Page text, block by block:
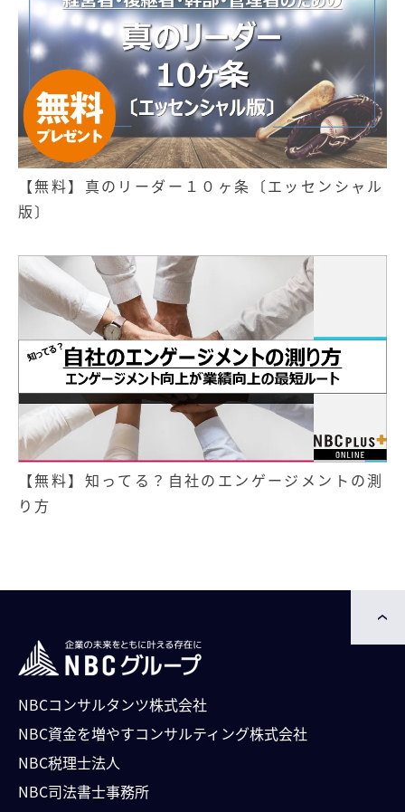
【無料】真のリーダー１０ヶ条〔エッセンシャル
版〕
【無料】知ってる？自社のエンゲージメントの測
り方
NBCコンサルタンツ株式会社
NBC資⾦を増やすコンサルティング株式会社
NBC税理士法人
NBC司法書⼠事務所